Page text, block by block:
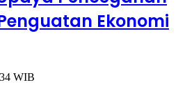
Ekonomi
WIB